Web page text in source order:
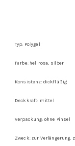
Typ: Polygel
Farbe: hellrosa, silber
Konsistenz: dickflüßig
Deckkraft: mittel
Verpackung: ohne Pinsel
Zweck: zur Verlängerung,